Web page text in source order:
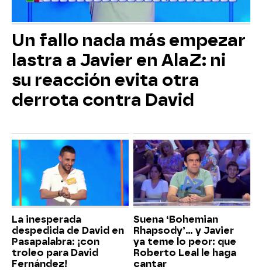
Un fallo nada más empezar
lastra a Javier en AlaZ: ni
su reacción evita otra
derrota contra David
La inesperada
despedida de David en
Pasapalabra: ¡con
troleo para David
Fernández!
Suena ‘Bohemian
Rhapsody’... y Javier
ya teme lo peor: que
Roberto Leal le haga
cantar